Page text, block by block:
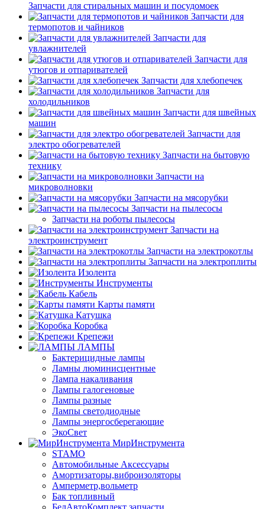
Запчасти для стиральных машин и посудомоек
Запчасти для
термопотов и чайников
Запчасти для
увлажнителей
Запчасти для
утюгов и отпаривателей
Запчасти для хлебопечек
Запчасти для
холодильников
Запчасти для швейных
машин
Запчасти для
электро обогревателей
Запчасти на бытовую
технику
Запчасти на
микроволновки
Запчасти на мясорубки
Запчасти на пылесосы
Запчасти на роботы пылесосы
Запчасти на
электроинструмент
Запчасти на электрокотлы
Запчасти на электроплиты
Изолента
Инструменты
Кабель
Карты памяти
Катушка
Коробка
Крепежи
ЛАМПЫ
Бактерицидные лампы
Ламны люминисцентные
Лампа накаливания
Лампы галогеновые
Лампы разные
Лампы светодиодные
Лампы энергосберегающие
ЭкоСвет
МирИнструмента
STAMO
Автомобильные Аксессуары
Амортизаторы,виброизоляторы
Амперметр,вольметр
Бак топливный
БелАвтоКомплект запчасти